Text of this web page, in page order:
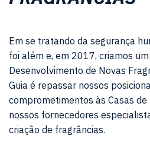
Em se tratando da segurança
foi além e, em 2017, criamos
Desenvolvimento de Novas
Guia é repassar nossos
comprometimentos às Casas de
nossos fornecedores
criação de fragrâncias.